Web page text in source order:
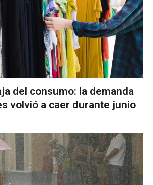
del consumo: la demanda
volvió a caer durante junio